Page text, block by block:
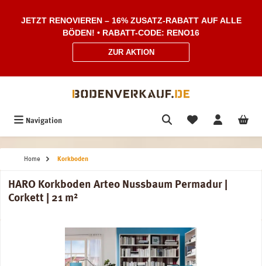
JETZT RENOVIEREN – 16% ZUSATZ-RABATT AUF ALLE
BÖDEN! • RABATT-CODE: RENO16
ZUR AKTION
Navigation
Home Korkboden
HARO Korkboden Arteo Nussbaum Permadur |
Corkett | 21 m²
Bildergalerie überspringen